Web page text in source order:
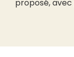
proposé,